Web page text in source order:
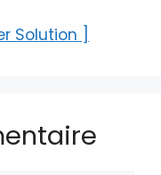
Solution ]